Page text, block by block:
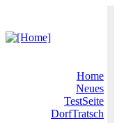
Home
Neues
TestSeite
DorfTratsch